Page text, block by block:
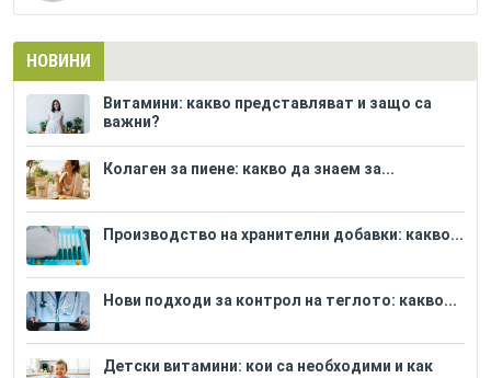
НОВИНИ
Витамини: какво представляват и защо са
важни?
Колаген за пиене: какво да знаем за...
Производство на хранителни добавки: какво...
Нови подходи за контрол на теглото: какво...
Детски витамини: кои са необходими и как